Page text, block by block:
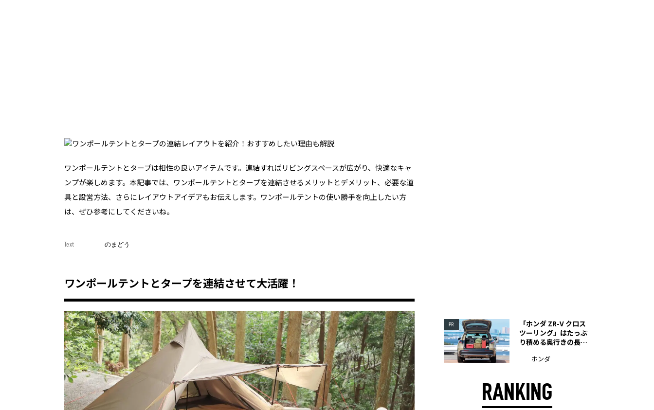
ワンポールテントとタープは相性の良いアイテムです。連結すればリビングスペースが広がり、快適なキャ
ンプが楽しめます。本記事では、ワンポールテントとタープを連結させるメリットとデメリット、必要な道
具と設営方法、さらにレイアウトアイデアもお伝えします。ワンポールテントの使い勝手を向上したい方
は、ぜひ参考にしてくださいね。
Text のまどう
ワンポールテントとタープを連結させて大活躍！
PR
「ホンダ ZR-V クロス
ツーリング」はたっぷ
り積める奥行きの長い
ホンダ
RANKING